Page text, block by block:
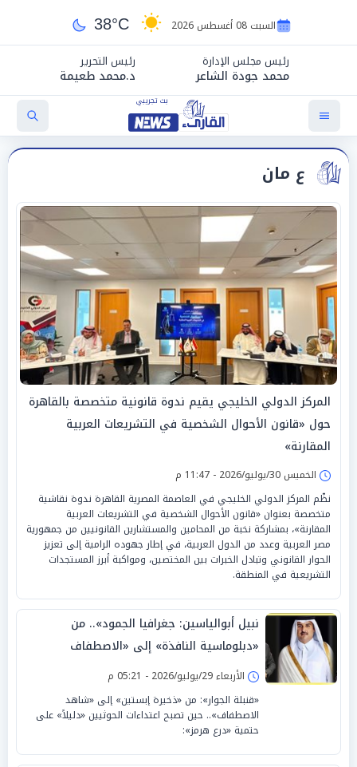
السبت 08 أغسطس 2026 38°C
رئيس مجلس الإدارة
محمد جودة الشاعر
رئيس التحرير
د.محمد طعيمة
ع مان
المركز الدولي الخليجي يقيم ندوة قانونية متخصصة بالقاهرة
حول «قانون الأحوال الشخصية في التشريعات العربية
المقارنة»
الخميس 30/يوليو/2026 - 11:47 م
نظّم المركز الدولي الخليجي في العاصمة المصرية القاهرة ندوة نقاشية
متخصصة بعنوان «قانون الأحوال الشخصية في التشريعات العربية
المقارنة»، بمشاركة نخبة من المحامين والمستشارين القانونيين من جمهورية
مصر العربية وعدد من الدول العربية، في إطار جهوده الرامية إلى تعزيز
الحوار القانوني وتبادل الخبرات بين المختصين، ومواكبة أبرز المستجدات
التشريعية في المنطقة.
نبيل أبوالياسين: جغرافيا الجمود».. من
«دبلوماسية النافذة» إلى «الاصطفاف
السيادي» حين تصبح «النتائج صفرية»
الأربعاء 29/يوليو/2026 - 05:21 م
«قنبلة الجوار»: من «ذخيرة إبستين» إلى «شاهد
الاصطفاف».. حين تصبح اعتداءات الحوثيين «دليلاً» على
حتمية «درع هرمز»: